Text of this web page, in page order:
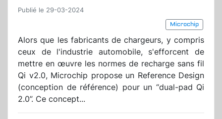
Publié le 29-03-2024
Microchip
Alors que les fabricants de chargeurs, y compris
ceux de l'industrie automobile, s'efforcent de
mettre en œuvre les normes de recharge sans fil
Qi v2.0, Microchip propose un Reference Design
(conception de référence) pour un “dual-pad Qi
2.0”. Ce concept...